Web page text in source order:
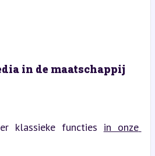
in de maatschappij
klassieke functies in onze